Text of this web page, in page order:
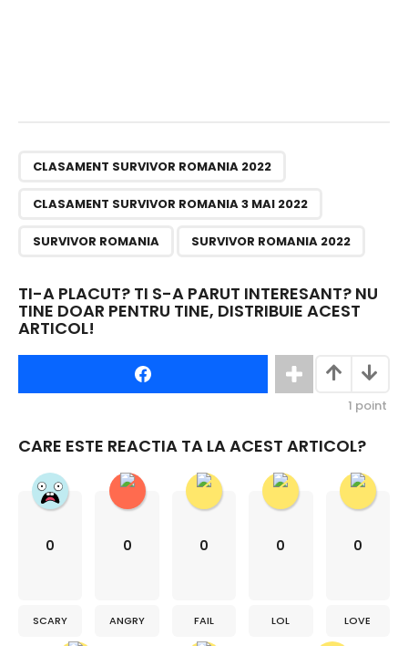
CLASAMENT SURVIVOR ROMANIA 2022
CLASAMENT SURVIVOR ROMANIA 3 MAI 2022
SURVIVOR ROMANIA SURVIVOR ROMANIA 2022
TI-A PLACUT? TI S-A PARUT INTERESANT? NU
TINE DOAR PENTRU TINE, DISTRIBUIE ACEST
ARTICOL!
1 point
CARE ESTE REACTIA TA LA ACEST ARTICOL?
0
SCARY
0
ANGRY
0
FAIL
0
LOL
0
LOVE